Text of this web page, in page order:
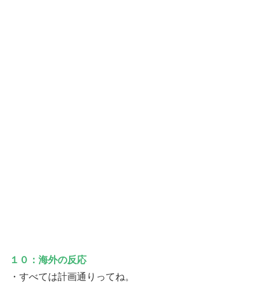
１０：海外の反応
・すべては計画通りってね。